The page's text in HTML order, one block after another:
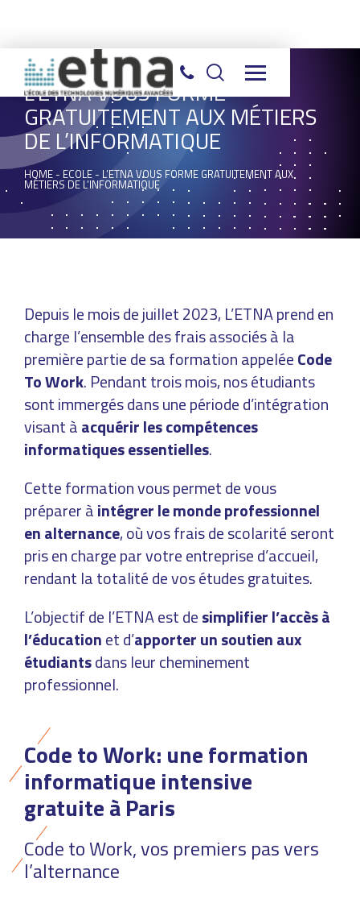
L’ETNA VOUS FORME
GRATUITEMENT AUX MÉTIERS
DE L’INFORMATIQUE
HOME - ECOLE - L’ETNA VOUS FORME GRATUITEMENT AUX
MÉTIERS DE L’INFORMATIQUE
Depuis le mois de juillet 2023, L’ETNA prend en
charge l’ensemble des frais associés à la
première partie de sa formation appeléeCode
To Work. Pendant trois mois, nos étudiants
sont immergés dans une période d’intégration
visant àacquérir les compétences
informatiques essentielles.
Cette formation vous permet de vous
préparer àintégrer le monde professionnel
en alternance, où vos frais de scolarité seront
pris en charge par votre entreprise d’accueil,
rendant la totalité de vos études gratuites.
L’objectif de l’ETNA est desimplifier l’accès à
l’éducationet d’apporter un soutien aux
étudiantsdans leur cheminement
professionnel.
Code to Work: une formation
informatique intensive
gratuite à Paris
Code to Work, vos premiers pas vers
l’alternance